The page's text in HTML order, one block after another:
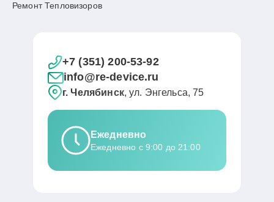
Ремонт Тепловизоров
+7 (351) 200-53-92
info@re-device.ru
г. Челябинск, ул. Энгельса, 75
Ежедневно
Ежедневно с 9:00 до 21:00